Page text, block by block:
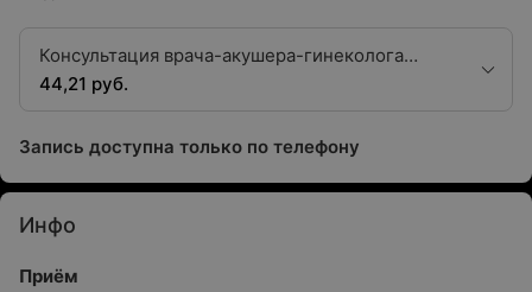
Консультация врача-акушера-гинеколога
(детского) первой квалификационной
44,21 руб.
Запись доступна только по телефону
Инфо
Приём